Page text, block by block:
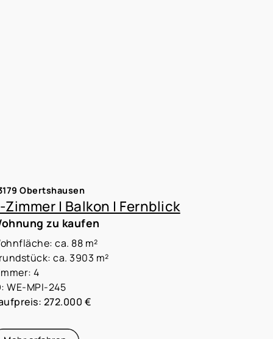
Obertshausen
Zimmer | Balkon | Fernblick
zu kaufen
ca. 88 m²
ca. 3903 m²
4
WE-MPI-245
272.000 €